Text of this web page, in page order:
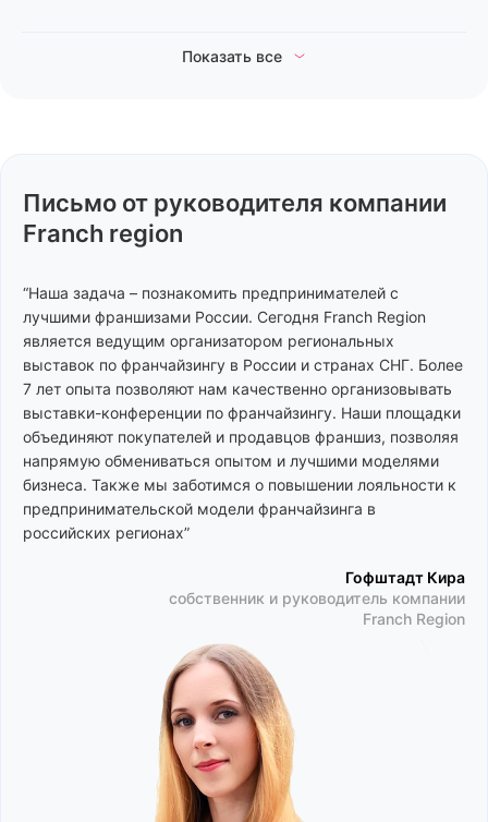
Бижутерия и
аксессуары
Бытовая химия
В
Вафли
Веб студии
Вебкам студии
Вегетарианское
питание
Вендинг
Визовые центры
Винные магазины
Виртуальная
реальность
Вок
Грузинская кухня
Груминг
Детейлинг центры
Детские товары
Показать все
Письмо от руководителя компании
Franch region
“Наша задача – познакомить предпринимателей с
лучшими франшизами России. Сегодня Franch Region
является ведущим организатором региональных
выставок по франчайзингу в России и странах СНГ. Более
7 лет опыта позволяют нам качественно организовывать
выставки-конференции по франчайзингу. Наши площадки
объединяют покупателей и продавцов франшиз, позволяя
напрямую обмениваться опытом и лучшими моделями
бизнеса. Также мы заботимся о повышении лояльности к
предпринимательской модели франчайзинга в
российских регионах”
Гофштадт Кира
собственник и руководитель компании
Franch Region